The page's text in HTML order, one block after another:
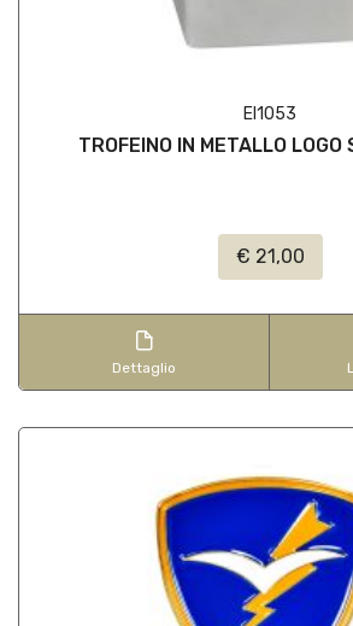
EI1053
TROFEINO IN METALLO LOGO
€ 21,00
Dettaglio